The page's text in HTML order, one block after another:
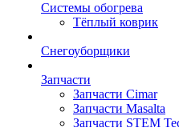
Системы обогрева
Тёплый коврик
Снегоуборщики
Запчасти
Запчасти Cimar
Запчасти Masalta
Запчасти STEM